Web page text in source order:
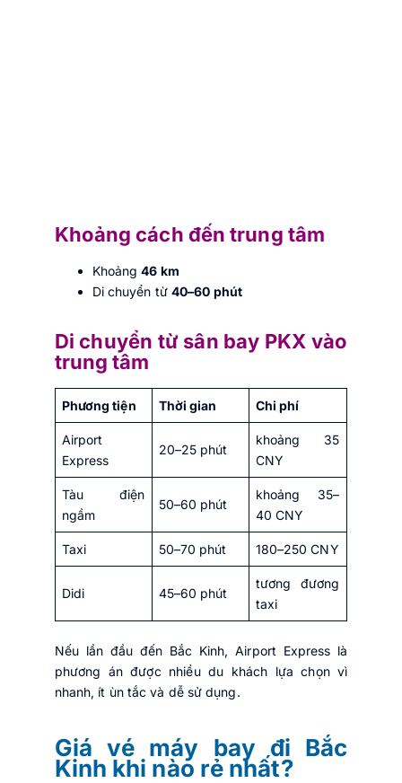
Khoảng cách đến trung tâm
Khoảng46 km
Di chuyển từ 40–60 phút
Di chuyển từ sân bay PKX vào
trung tâm
Phương tiện Thời gian Chi phí
Airport
Express
20–25 phút
khoảng 35
CNY
Tàu điện
ngầm
50–60 phút
khoảng 35–
40 CNY
Taxi 50–70 phút 180–250 CNY
Didi 45–60 phút
tương đương
taxi
Nếu lần đầu đến Bắc Kinh, Airport Express là
phương án được nhiều du khách lựa chọn vì
nhanh, ít ùn tắc và dễ sử dụng.
Giá vé máy bay đi Bắc
Kinh khi nào rẻ nhất?